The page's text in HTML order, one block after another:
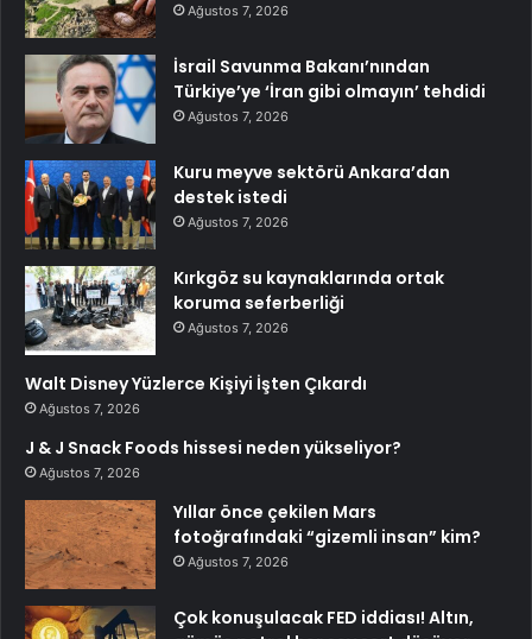
Ağustos 7, 2026
İsrail Savunma Bakanı’nından
Türkiye’ye ‘İran gibi olmayın’ tehdidi
Ağustos 7, 2026
Kuru meyve sektörü Ankara’dan
destek istedi
Ağustos 7, 2026
Kırkgöz su kaynaklarında ortak
koruma seferberliği
Ağustos 7, 2026
Walt Disney Yüzlerce Kişiyi İşten Çıkardı
Ağustos 7, 2026
J & J Snack Foods hissesi neden yükseliyor?
Ağustos 7, 2026
Yıllar önce çekilen Mars
fotoğrafındaki “gizemli insan” kim?
Ağustos 7, 2026
Çok konuşulacak FED iddiası! Altın,